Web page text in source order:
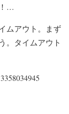
…
ムアウト。まず
。タイムアウト